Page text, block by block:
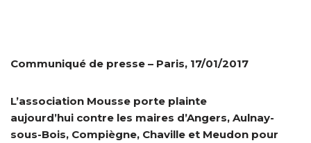
Communiqué de presse – Paris, 17/01/2017
L’association Mousse porte plainte
aujourd’hui contre les maires d’Angers, Aulnay-
sous-Bois, Compiègne, Chaville et Meudon pour